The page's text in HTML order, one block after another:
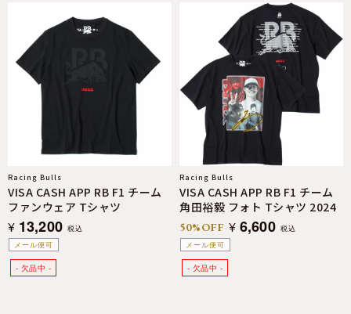
メール便可
Racing Bulls
VISA CASH APP RB F1 チーム
ファンウェア Tシャツ
¥ 13,200 税込
メール便可
Racing Bulls
VISA CASH APP RB F1 チーム
角田裕毅 フォト Tシャツ 2024
50%OFF ¥ 6,600 税込